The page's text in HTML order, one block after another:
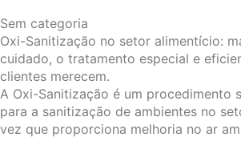
Sem categoria
Oxi-Sanitização no setor alimentício:
cuidado, o tratamento especial e
clientes merecem.
A Oxi-Sanitização é um procedimento
para a sanitização de ambientes no
vez que proporciona melhoria no ar